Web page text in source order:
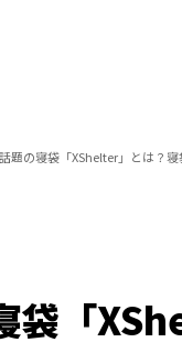
題の寝袋「XShelter」とは？寝
袋「